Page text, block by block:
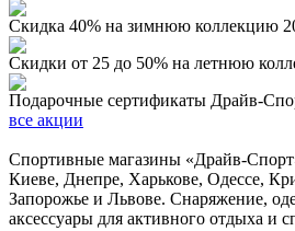
Скидка 40% на зимнюю коллекцию
Скидки от 25 до 50% на летнюю
Подарочные сертификаты Драйв-
все акции
Спортивные магазины «Драйв-
Киеве, Днепре, Харькове, Одессе,
Запорожье и Львове. Снаряжение,
аксессуары для активного отдыха и